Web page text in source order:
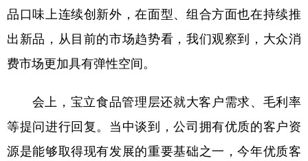
Deutsch Português
品口味上连续创新外，在面型、组合方面也在持续推
出新品，从目前的市场趋势看，我们观察到，大众消
费市场更加具有弹性空间。
会上，宝立食品管理层还就大客户需求、毛利率
等提问进行回复。当中谈到，公司拥有优质的客户资
源是能够取得现有发展的重要基础之一，今年优质客